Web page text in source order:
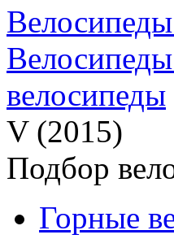
велосипеды
V (2015)
Подбор
Горные